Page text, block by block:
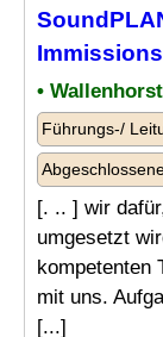
• Wallenhorst
Führungs-/
[. .. ] wir
umgesetzt
kompetenten
mit uns.
[...]